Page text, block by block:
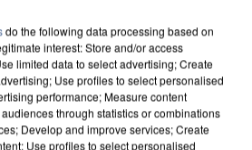
do the following data processing based on
interest: Store and/or access
limited data to select advertising; Create
Use profiles to select personalised
performance; Measure content
through statistics or combinations
Develop and improve services; Create
Use profiles to select personalised